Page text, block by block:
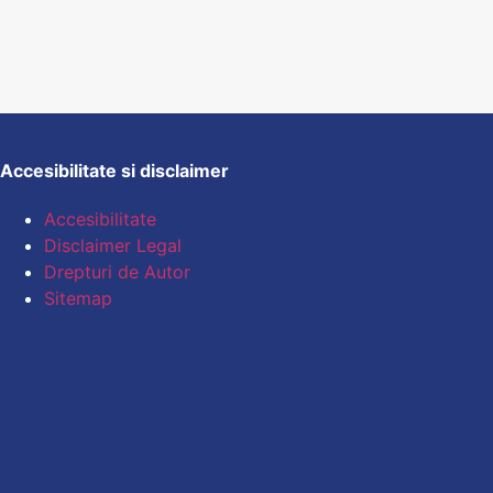
Accesibilitate si disclaimer
Accesibilitate
Disclaimer Legal
Drepturi de Autor
Sitemap